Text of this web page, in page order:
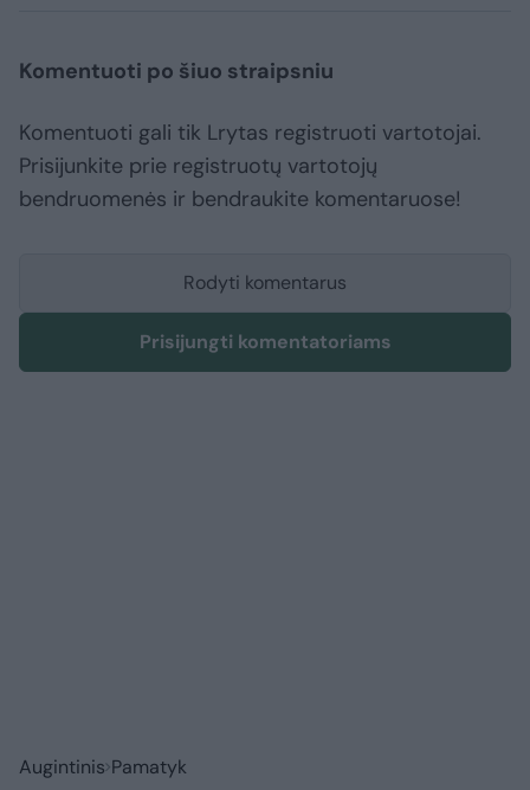
Komentuoti po šiuo straipsniu
Komentuoti gali tik Lrytas registruoti vartotojai.
Prisijunkite prie registruotų vartotojų
bendruomenės ir bendraukite komentaruose!
Rodyti komentarus
Prisijungti komentatoriams
Augintinis Pamatyk